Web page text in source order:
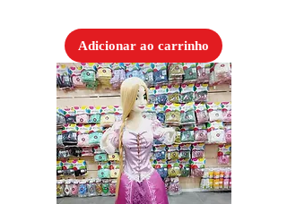
Adicionar ao carrinho